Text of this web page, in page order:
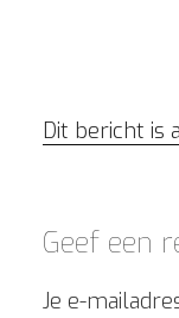
Dit bericht is
Geef een
Je e-